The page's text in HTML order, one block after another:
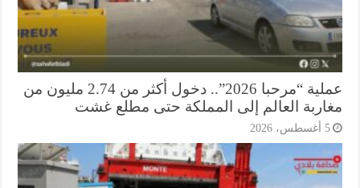
عملية “مرحبا 2026”.. دخول أكثر من 2.74 مليون من
العالم إلى المملكة حتى مطلع غشت